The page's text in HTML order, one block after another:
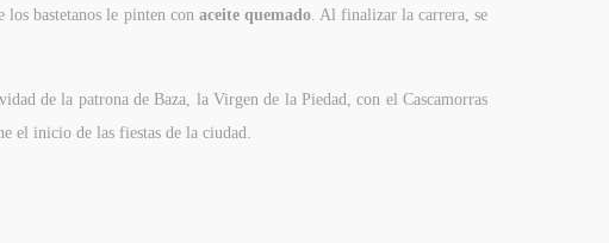
los bastetanos le pinten con aceite quemado. Al finalizar la carrera, se
de la patrona de Baza, la Virgen de la Piedad, con el Cascamorras
el inicio de las fiestas de la ciudad.